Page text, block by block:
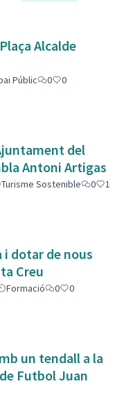
Alcalde
Públic 0
0
del
Antoni Artigas
Turisme Sostenible 0
1
i dotar de nous
Creu
Formació 0
0
un tendall a la
Futbol Juan